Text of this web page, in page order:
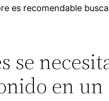
es recomendable
se
en